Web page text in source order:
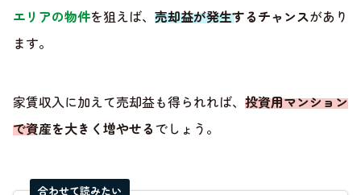
エリアの物件を狙えば、 売却益が発生するチャンスがあり
ます。
家賃収入に加えて売却益も得られれば、 投資用マンション
で資産を大きく増やせるでしょう。
合わせて読みたい